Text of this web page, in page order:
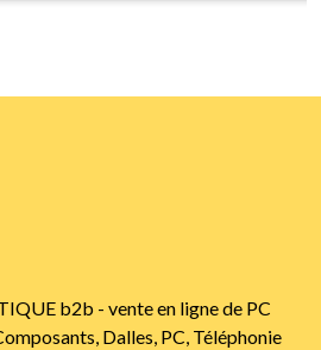
b2b - vente en ligne de PC
Dalles, PC, Téléphonie